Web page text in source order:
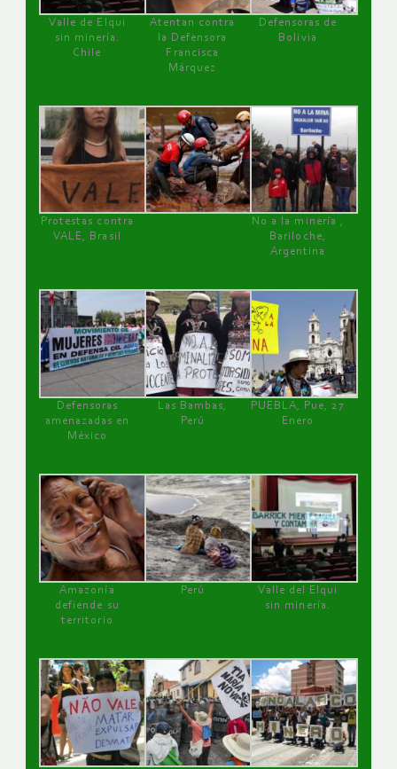
Valle de Elqui
sin minería.
Chile
Atentan contra
la Defensora
Francisca
Márquez
Defensoras de
Bolivia
Protestas contra
VALE, Brasil
No a la minería ,
Bariloche,
Argentina
Defensoras
amenazadas en
México
Las Bambas,
Perú
PUEBLA, Pue, 27
Enero
Amazonía
defiende su
territorio
Perú
Valle del Elqui
sin minería.